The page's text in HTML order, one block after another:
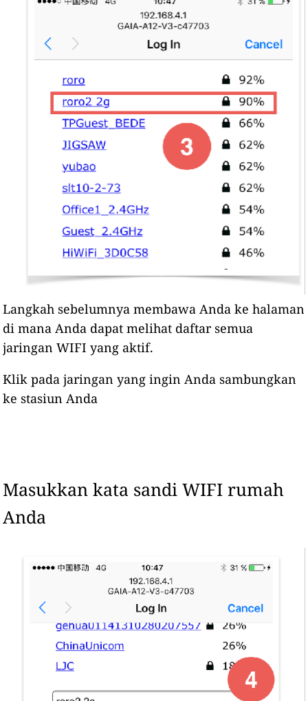
Langkah sebelumnya membawa Anda ke halaman
di mana Anda dapat melihat daftar semua
jaringan WIFI yang aktif.
Klik pada jaringan yang ingin Anda sambungkan
ke stasiun Anda
Masukkan kata sandi WIFI rumah
Anda